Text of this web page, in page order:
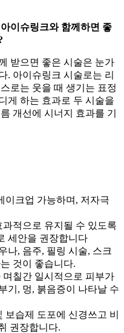
이슈링크와 함께하면 좋
받으면 좋은 시술은 눈가
. 아이슈링크 시술로는 리
로는 웃을 때 생기는 표정
게 하는 효과로 두 시술을
개선에 시너지 효과를 기
이크업 가능하며, 저자극
적으로 유지될 수 있도록
세안을 권장합니다
나, 음주, 필링 시술, 스크
것이 좋습니다.
칠간 일시적으로 피부가
기, 멍, 붉음증이 나타날 수
습제 도포에 신경쓰고 비
권장합니다.